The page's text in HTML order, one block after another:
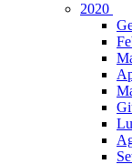
2020